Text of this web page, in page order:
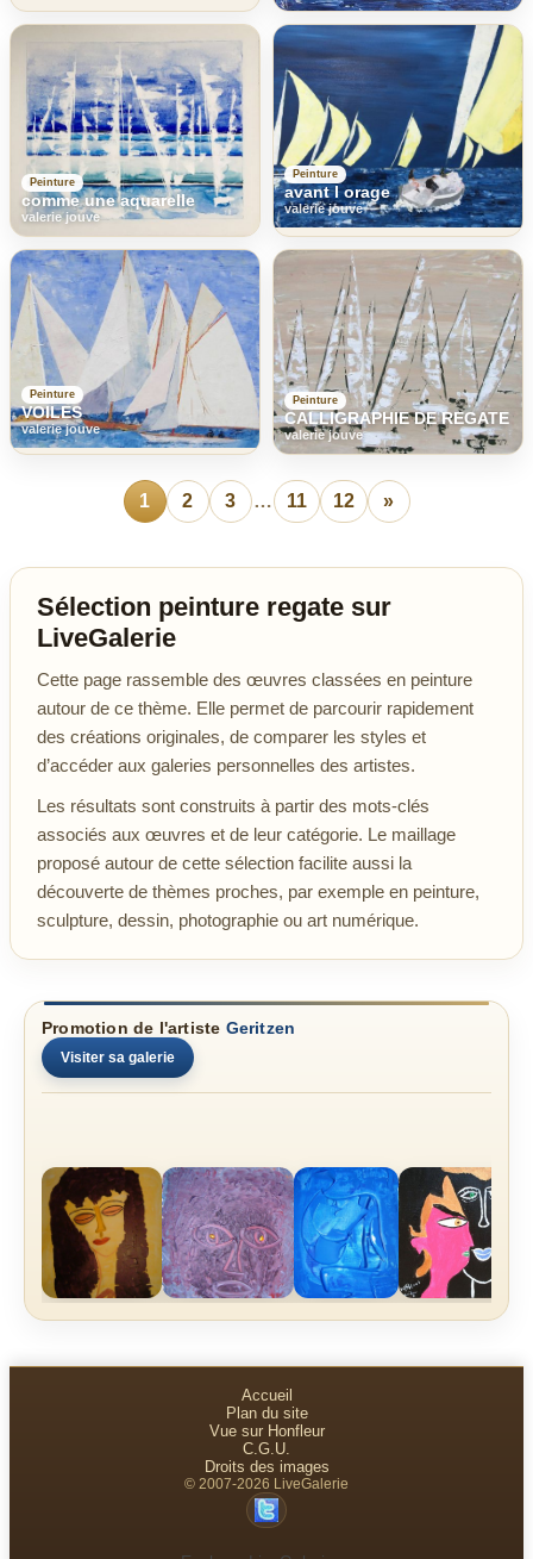
Peinture
comme une aquarelle
valerie jouve
Peinture
avant l orage
valerie jouve
Peinture
VOILES
valerie jouve
Peinture
CALLIGRAPHIE DE REGATE
valerie jouve
1 2 3 … 11 12 »
Sélection peinture regate sur
LiveGalerie
Cette page rassemble des œuvres classées en peinture
autour de ce thème. Elle permet de parcourir rapidement
des créations originales, de comparer les styles et
d’accéder aux galeries personnelles des artistes.
Les résultats sont construits à partir des mots-clés
associés aux œuvres et de leur catégorie. Le maillage
proposé autour de cette sélection facilite aussi la
découverte de thèmes proches, par exemple en peinture,
sculpture, dessin, photographie ou art numérique.
Promotion de l'artiste Geritzen
Visiter sa galerie
Accueil
Plan du site
Vue sur Honfleur
C.G.U.
Droits des images
© 2007-2026 LiveGalerie